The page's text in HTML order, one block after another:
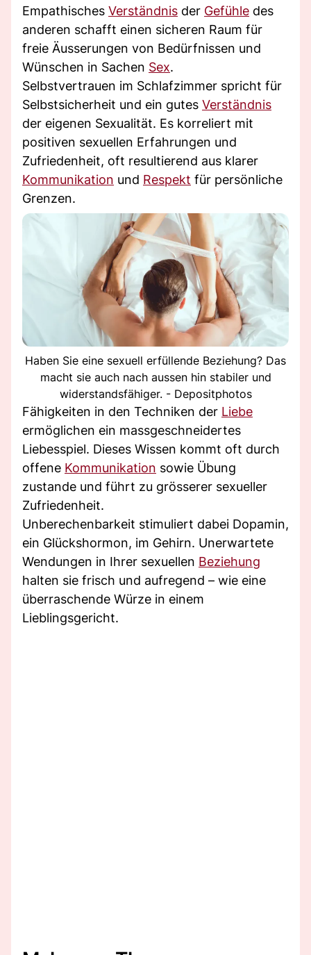
Empathisches Verständnis der Gefühle des
anderen schafft einen sicheren Raum für
freie Äusserungen von Bedürfnissen und
Wünschen in Sachen Sex.
Selbstvertrauen im Schlafzimmer spricht für
Selbstsicherheit und ein gutes Verständnis
der eigenen Sexualität. Es korreliert mit
positiven sexuellen Erfahrungen und
Zufriedenheit, oft resultierend aus klarer
Kommunikation und Respekt für persönliche
Grenzen.
Haben Sie eine sexuell erfüllende Beziehung? Das
macht sie auch nach aussen hin stabiler und
widerstandsfähiger. - Depositphotos
Fähigkeiten in den Techniken der Liebe
ermöglichen ein massgeschneidertes
Liebesspiel. Dieses Wissen kommt oft durch
offene Kommunikation sowie Übung
zustande und führt zu grösserer sexueller
Zufriedenheit.
Unberechenbarkeit stimuliert dabei Dopamin,
ein Glückshormon, im Gehirn. Unerwartete
Wendungen in Ihrer sexuellen Beziehung
halten sie frisch und aufregend – wie eine
überraschende Würze in einem
Lieblingsgericht.